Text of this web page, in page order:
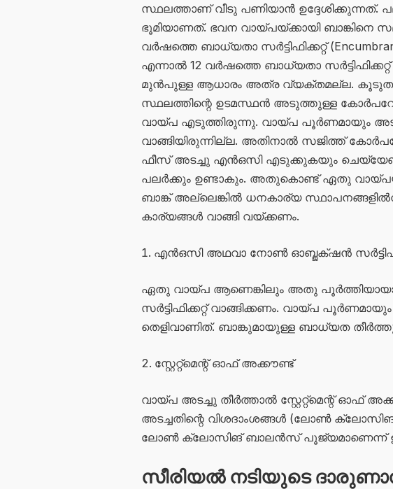
സ്ഥലത്താണ് വീടു പണിയാൻ ഉദ്ദേശിക്കുന്നത്.
ഭൂമിയാണത്. ഭവന വായ്പയ്ക്കായി ബാങ്കിനെ
വർഷത്തെ ബാധ്യതാ സർട്ടിഫിക്കറ്റ്
എന്നാൽ 12 വർഷത്തെ ബാധ്യതാ
മുൻപുള്ള ആധാരം അത്ര വ്യക്തമല്ല.
സ്ഥലത്തിന്റെ ഉടമസ്ഥൻ അടുത്തുള്ള
വായ്പ എടുത്തിരുന്നു. വായ്പ പൂർണമായും
വാങ്ങിയിരുന്നില്ല. അതിനാൽ സജിത്ത്
ഫീസ് അടച്ചു എൻഒസി എടുക്കുകയും
പലർക്കും ഉണ്ടാകും. അതുകൊണ്ട് ഏതു
ബാങ്ക് അല്ലെങ്കിൽ ധനകാര്യ
കാര്യങ്ങൾ വാങ്ങി വയ്ക്കണം.
എൻഒസി അഥവാ നോൺ ഓബ്ജക്‌ഷൻ
ഏതു വായ്പ ആണെങ്കിലും അതു
സർട്ടിഫിക്കറ്റ് വാങ്ങിക്കണം. വായ്പ
തെളിവാണിത്. ബാങ്കുമായുള്ള ബാധ്യത
സ്റ്റേറ്റ്മെന്റ് ഓഫ് അക്കൗണ്ട്
വായ്പ അടച്ചു തീർത്താൽ സ്റ്റേറ്റ്മെന്റ് ഓഫ്
അടച്ചതിന്റെ വിശദാംശങ്ങൾ (ലോൺ
ലോൺ ക്ലോസിങ് ബാലൻസ് പൂജ്യമാണെന്ന്
സീരിയൽ നടിയുടെ